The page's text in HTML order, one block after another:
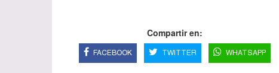
Compartir en:
FACEBOOK TWITTER WHATSAPP